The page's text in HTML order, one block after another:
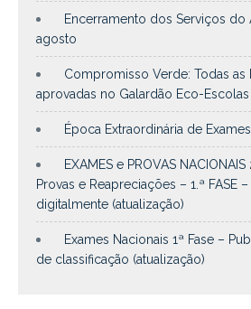
Encerramento dos Serviços do
agosto
Compromisso Verde: Todas as
aprovadas no Galardão Eco-Escolas
Época Extraordinária de
EXAMES e PROVAS
Provas e Reapreciações – 1.ª FASE
digitalmente (atualização)
Exames Nacionais 1ª Fase –
de classificação (atualização)